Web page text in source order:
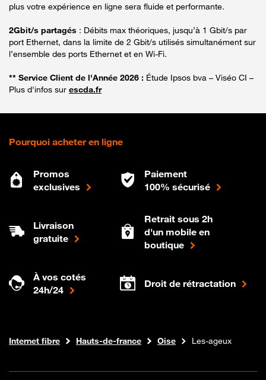
plus votre expérience en ligne sera fluide et performante.
2Gbit/s partagés : Débits max théoriques, jusqu’à 1 Gbit/s par
port Ethernet, dans la limite de 2 Gbit/s utilisés simultanément sur
l’ensemble des ports Ethernet et en Wi-Fi.
** Service Client de l'Année 2026 : Étude Ipsos bva – Viséo CI –
Plus d'infos sur escda.fr
Pourquoi acheter en ligne
Promos
exclusives
Paiement
100% sécurisé
Livraison
gratuite
Retrait sous 2h
d'un mobile en
boutique
À vos cotés
24h/24
Droit de rétractation
Boutique Orange
Internet fibre Hauts-de-france Oise Les-ageux